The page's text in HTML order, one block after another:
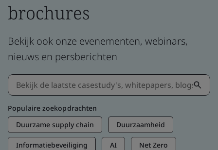
brochures
Bekijk ook onze evenementen, webinars,
nieuws en persberichten
Populaire zoekopdrachten
Duurzame supply chain
Duurzaamheid
Informatiebeveiliging AI Net Zero